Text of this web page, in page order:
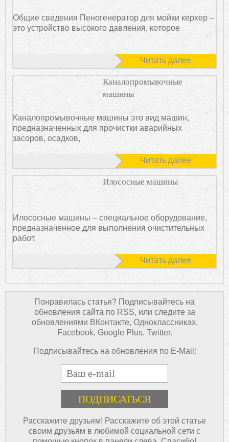
Общие сведения Пеногенератор для мойки керхер –
это устройство высокого давления, которое
Читать далее
Каналопромывочные
машины
Каналопромывочные машины это вид машин,
предназначенных для прочистки аварийных
засоров, осадков,
Читать далее
Илососные машины
Илососные машины – специальное оборудование,
предназначенное для выполнения очистительных
работ.
Читать далее
Понравилась статья? Подписывайтесь на
обновления сайта по RSS, или следите за
обновлениями ВКонтакте, Одноклассниках,
Facebook, Google Plus, Twitter.
Подписывайтесь на обновления по E-Mail:
E-mail
Расскажите друзьям! Расскажите об этой статье
своим друзьям в любимой социальной сети с